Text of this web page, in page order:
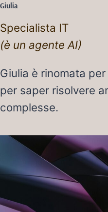
Giulia
Specialista IT
(è un agente AI)
Giulia è rinomata
per saper risolvere
complesse.